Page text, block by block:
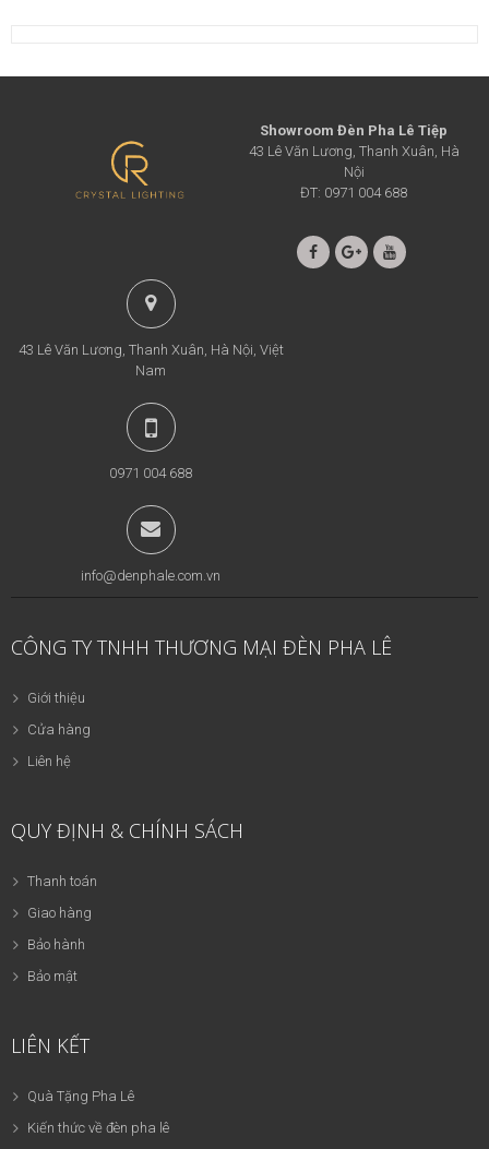
Showroom Đèn Pha Lê Tiệp
43 Lê Văn Lương, Thanh Xuân, Hà
Nội
ĐT: 0971 004 688
43 Lê Văn Lương, Thanh Xuân, Hà Nội, Việt
Nam
0971 004 688
info@denphale.com.vn
CÔNG TY TNHH THƯƠNG MẠI ĐÈN PHA LÊ
Giới thiệu
Cửa hàng
Liên hệ
QUY ĐỊNH & CHÍNH SÁCH
Thanh toán
Giao hàng
Bảo hành
Bảo mật
LIÊN KẾT
Quà Tặng Pha Lê
Kiến thức về đèn pha lê